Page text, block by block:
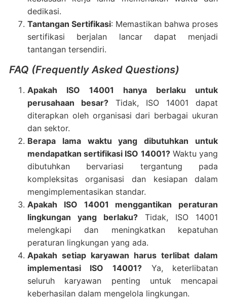
dedikasi.
Tantangan Sertifikasi: Memastikan bahwa proses
sertifikasi berjalan lancar dapat menjadi
tantangan tersendiri.
FAQ (Frequently Asked Questions)
Apakah ISO 14001 hanya berlaku untuk
perusahaan besar?Tidak, ISO 14001 dapat
diterapkan oleh organisasi dari berbagai ukuran
dan sektor.
Berapa lama waktu yang dibutuhkan untuk
mendapatkan sertifikasi ISO 14001?Waktu yang
dibutuhkan bervariasi tergantung pada
kompleksitas organisasi dan kesiapan dalam
mengimplementasikan standar.
Apakah ISO 14001 menggantikan peraturan
lingkungan yang berlaku?Tidak, ISO 14001
melengkapi dan meningkatkan kepatuhan
peraturan lingkungan yang ada.
Apakah setiap karyawan harus terlibat dalam
implementasi ISO 14001? Ya, keterlibatan
seluruh karyawan penting untuk mencapai
keberhasilan dalam mengelola lingkungan.